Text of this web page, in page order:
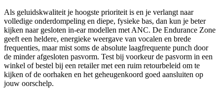
Als geluidskwaliteit je hoogste prioriteit is en je verlangt naar
volledige onderdompeling en diepe, fysieke bas, dan kun je beter
kijken naar gesloten in-ear modellen met ANC. De Endurance Zone
geeft een heldere, energieke weergave van vocalen en brede
frequenties, maar mist soms de absolute laagfrequente punch door
de minder afgesloten pasvorm. Test bij voorkeur de pasvorm in een
winkel of bestel bij een retailer met een ruim retourbeleid om te
kijken of de oorhaken en het geheugenkoord goed aansluiten op
jouw oorschelp.